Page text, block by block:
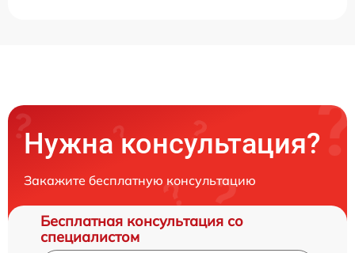
Нужна консультация?
Закажите бесплатную консультацию
Бесплатная консультация со
специалистом